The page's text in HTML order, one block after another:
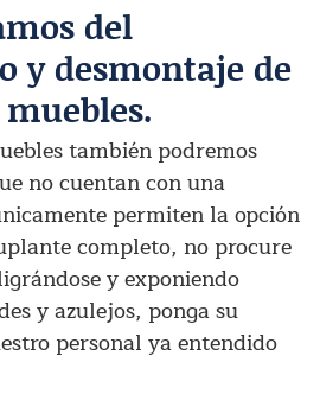
del
y desmontaje de
también podremos
no cuentan con una
permiten la opción
completo, no procure
y exponiendo
y azulejos, ponga su
personal ya entendido